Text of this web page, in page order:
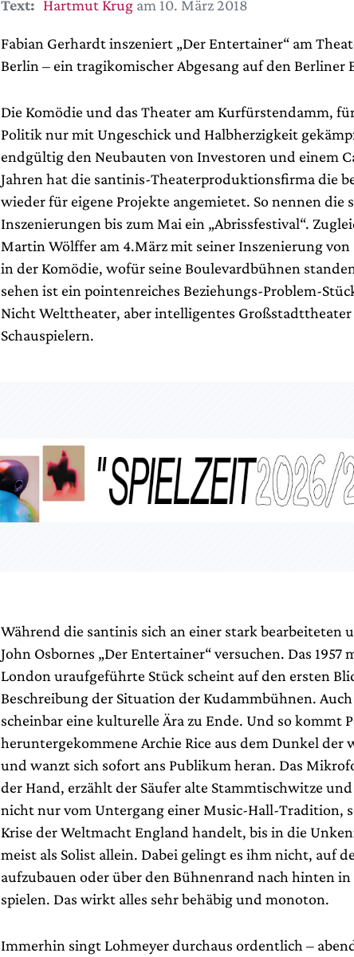
Text: Hartmut Krugam 10. März 2018
Fabian Gerhardt inszeniert „Der Entertainer“ am
Berlin – ein tragikomischer Abgesang auf den Berliner
Die Komödie und das Theater am Kurfürstendamm,
Politik nur mit Ungeschick und Halbherzigkeit
endgültig den Neubauten von Investoren und einem
Jahren hat die santinis-Theaterproduktionsfirma die
wieder für eigene Projekte angemietet. So nennen die
Inszenierungen bis zum Mai ein „Abrissfestival“.
Martin Wölffer am 4.März mit seiner Inszenierung von
in der Komödie, wofür seine Boulevardbühnen
sehen ist ein pointenreiches Beziehungs-Problem-
Nicht Welttheater, aber intelligentes
Schauspielern.
Während die santinis sich an einer stark bearbeiteten
John Osbornes „Der Entertainer“ versuchen. Das 1957
London uraufgeführte Stück scheint auf den ersten
Beschreibung der Situation der Kudammbühnen.
scheinbar eine kulturelle Ära zu Ende. Und so kommt
heruntergekommene Archie Rice aus dem Dunkel der
und wanzt sich sofort ans Publikum heran. Das
der Hand, erzählt der Säufer alte Stammtischwitze
nicht nur vom Untergang einer Music-Hall-Tradition,
Krise der Weltmacht England handelt, bis in die
meist als Solist allein. Dabei gelingt es ihm nicht, auf
aufzubauen oder über den Bühnenrand nach hinten in
spielen. Das wirkt alles sehr behäbig und monoton.
Immerhin singt Lohmeyer durchaus ordentlich –